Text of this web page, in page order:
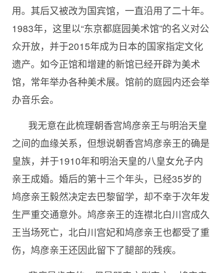
用。其后又被改为国宾馆，一直沿用了二十年。
1983年，这里以“东京都庭园美术馆”的名义对公
众开放，并于2015年成为日本的国家指定文化
遗产。如今正馆和增建的新馆已经开辟为美术
馆，常年举办各种美术展。馆前的庭园内还会举
办音乐会。
我无意在此梳理朝香宫鸠彦亲王与明治天皇
之间的血缘关系，但想说朝香宫鸠彦亲王的确是
皇族，并于1910年和明治天皇的八皇女允子内
亲王成婚。婚后的第十三个年头，已经35岁的
鸠彦亲王毅然决定去巴黎留学，却不幸于次年发
生严重交通意外。鸠彦亲王的连襟北白川宫成久
王当场死亡，北白川宫妃和鸠彦亲王也都受了重
伤，鸠彦亲王还因此留下了腿部的残疾。